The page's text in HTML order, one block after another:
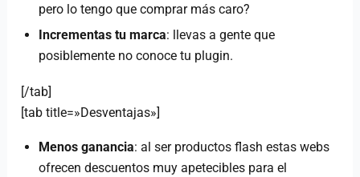
pero lo tengo que comprar más caro?
Incrementas tu marca: llevas a gente que
posiblemente no conoce tu plugin.
[/tab]
[tab title=»Desventajas»]
Menos ganancia: al ser productos flash estas webs
ofrecen descuentos muy apetecibles para el